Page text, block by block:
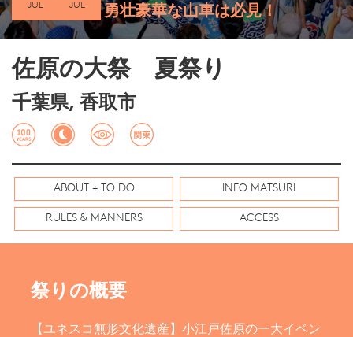
JUL JUL
勇壮豪華な山車は必見！
佐原の大祭 夏祭り
千葉県, 香取市
ABOUT + TO DO INFO MATSURI
RULES & MANNERS ACCESS
祭りの概要
【ユネスコ無形文化遺産】小江戸佐原の一大イベン